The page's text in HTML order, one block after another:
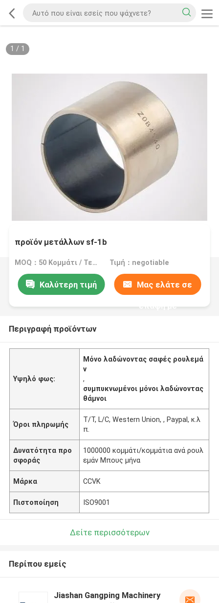
1 / 1
προϊόν μετάλλων sf-1b
MOQ：50 Κομμάτι / Τεμάχια Τιμή：negotiable
Καλύτερη τιμή Μας ελάτε σε
επαφή με
Περιγραφή προϊόντων
Υψηλό φως:
Μόνο λαδώνοντας σαφές ρουλεμά
ν
,
συμπυκνωμένοι μόνοι λαδώνοντας
θάμνοι
Όροι πληρωμής
T/T, L/C, Western Union, , Paypal, κ.λ
π.
Δυνατότητα προ
σφοράς
1000000 κομμάτι/κομμάτια ανά ρουλ
εμάν Μπους μήνα
Μάρκα CCVK
Πιστοποίηση ISO9001
Δείτε περισσότερων
Περίπου εμείς
Jiashan Gangping Machinery